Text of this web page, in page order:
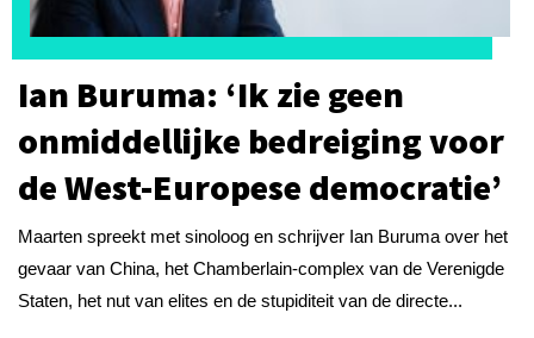
Ian Buruma: ‘Ik zie geen
onmiddellijke bedreiging voor
de West-Europese democratie’
Maarten spreekt met sinoloog en schrijver Ian Buruma over het
gevaar van China, het Chamberlain-complex van de Verenigde
Staten, het nut van elites en de stupiditeit van de directe...